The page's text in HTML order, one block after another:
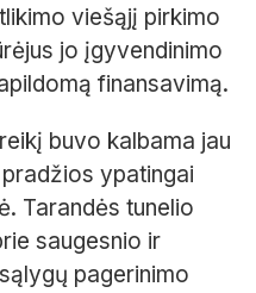
viešąjį pirkimo
jo įgyvendinimo
finansavimą.
buvo kalbama jau
ypatingai
Tarandės tunelio
saugesnio ir
pagerinimo